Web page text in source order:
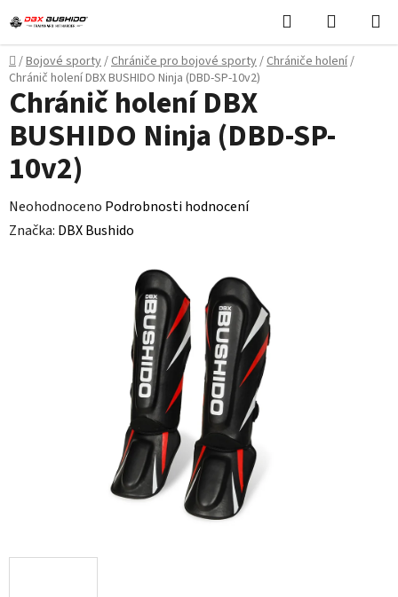
na
obsah
Hledat
KOŠÍK
Domů
/Bojové sporty/Chrániče pro bojové sporty/Chrániče holení/
Chránič holení DBX BUSHIDO Ninja (DBD-SP-10v2)
Chránič holení DBX
BUSHIDO Ninja (DBD-SP-
10v2)
Průměrné
hodnocení
Neohodnoceno Podrobnosti hodnocení
Značka: DBX Bushido